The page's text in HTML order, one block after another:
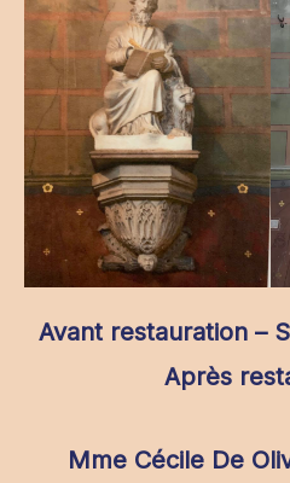
Avant restauration –
Après
Mme Cécile De